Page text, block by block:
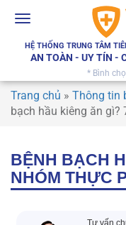
Toggle
HỆ THỐNG TRUNG TÂM
AN TOÀN - UY TÍN -
* Bình
Trang chủ » Thông tin
bạch hầu kiêng ăn
BỆNH BẠCH
NHÓM THỰC
Tư vấn